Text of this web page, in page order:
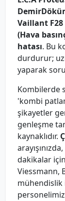
Vaillant F28
(Hava
hatası. Bu
durdurur;
yaparak
Kombilerde
'kombi
şikayetler
genleşme
kaynaklıdır.
dakikalar
Viessmann,
mühendislik